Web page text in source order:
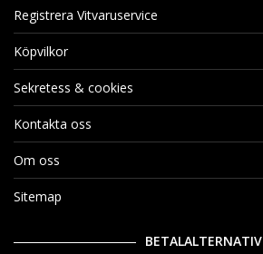
Registrera Vitvaruservice
Köpvilkor
Sekretess & cookies
Kontakta oss
Om oss
Sitemap
BETALALTERNATIV